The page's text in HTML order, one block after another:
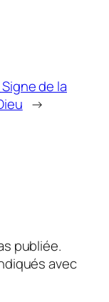
de la
→
publiée.
avec